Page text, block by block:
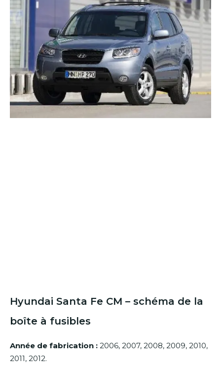
Hyundai Santa Fe CM – schéma de la
boîte à fusibles
Année de fabrication : 2006, 2007, 2008, 2009, 2010,
2011, 2012.